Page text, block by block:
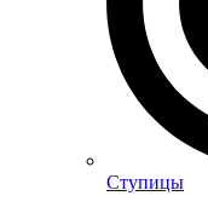
Ступицы